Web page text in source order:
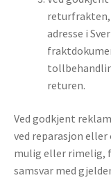
returfrakten,
adresse i
returen.
Ved godkjent
ved reparasjon
mulig eller rimelig,
samsvar med